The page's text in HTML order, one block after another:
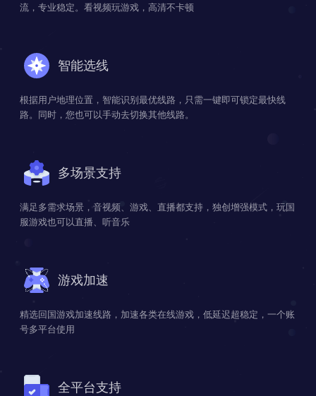
流，专业稳定。看视频玩游戏，高清不卡顿
智能选线
根据用户地理位置，智能识别最优线路，只需一键即可锁定最快线
路。同时，您也可以手动去切换其他线路。
多场景支持
满足多需求场景，音视频、游戏、直播都支持，独创增强模式，玩国
服游戏也可以直播、听音乐
游戏加速
精选回国游戏加速线路，加速各类在线游戏，低延迟超稳定，一个账
号多平台使用
全平台支持